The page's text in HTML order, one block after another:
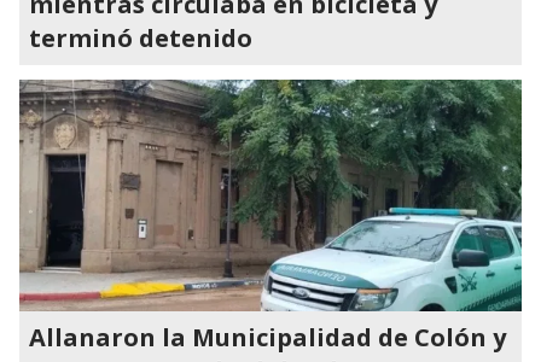
terminó detenido
Allanaron la Municipalidad de Colón y